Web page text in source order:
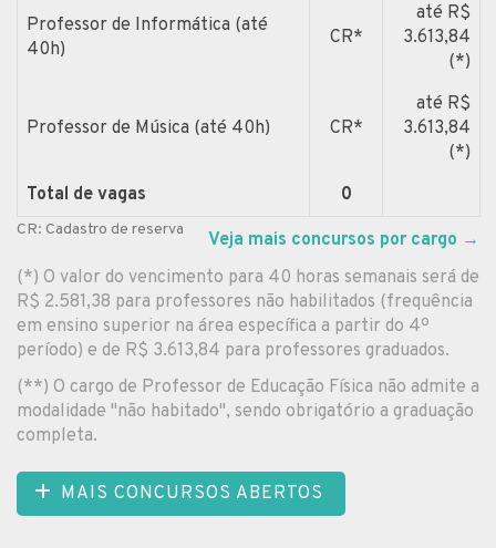
Professor de Informática (até
40h)
CR*
até R$
3.613,84
(*)
Professor de Música (até 40h) CR*
até R$
3.613,84
(*)
Total de vagas
0
CR: Cadastro de reserva Veja mais concursos por cargo →
(*) O valor do vencimento para 40 horas semanais será de
R$ 2.581,38 para professores não habilitados (frequência
em ensino superior na área específica a partir do 4º
período) e de R$ 3.613,84 para professores graduados.
(**) O cargo de Professor de Educação Física não admite a
modalidade "não habitado", sendo obrigatório a graduação
completa.
MAIS CONCURSOS ABERTOS